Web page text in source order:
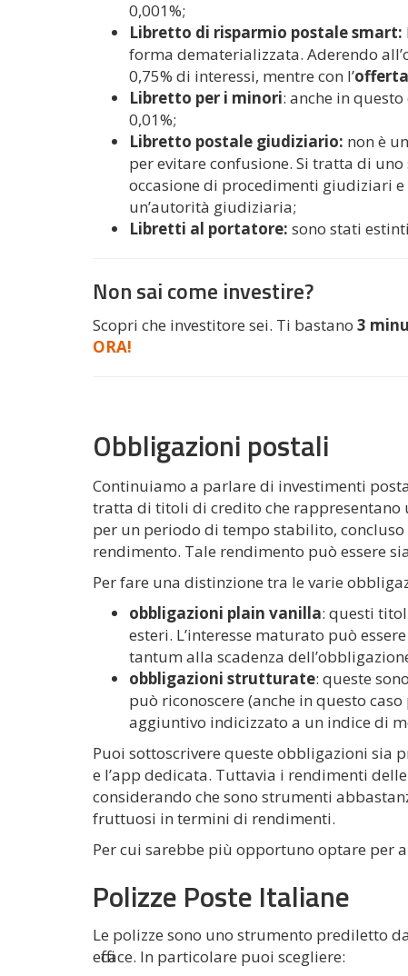
0,001%;
Libretto di risparmio postale smart:
forma dematerializzata. Aderendo
0,75% di interessi, mentre con l’
Libretto per i minori: anche in
0,01%;
Libretto postale giudiziario: non è
per evitare confusione. Si tratta di
occasione di procedimenti giudiziari
un’autorità giudiziaria;
Libretti al portatore: sono stati
Non sai come investire?
Scopri che investitore sei. Ti bastano 3
ORA!
Obbligazioni postali
Continuiamo a parlare di investimenti
tratta di titoli di credito che
per un periodo di tempo stabilito,
rendimento. Tale rendimento può essere
Per fare una distinzione tra le varie
obbligazioni plain vanilla: questi
esteri. L’interesse maturato può
tantum alla scadenza
obbligazioni strutturate: queste
può riconoscere (anche in questo
aggiuntivo indicizzato a un indice di
Puoi sottoscrivere queste obbligazioni sia
e l’app dedicata. Tuttavia i rendimenti
considerando che sono strumenti
fruttuosi in termini di rendimenti.
Per cui sarebbe più opportuno optare per
Polizze Poste Italiane
Le polizze sono uno strumento prediletto
efficace. In particolare puoi scegliere: